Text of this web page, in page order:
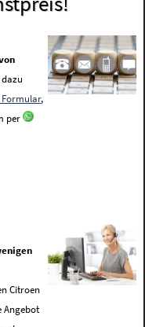
dazu
Formular,
per
Citroen
Angebot